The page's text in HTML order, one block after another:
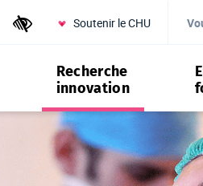
Outils d'accessibilité
Soutenir le CHU
Recherche
innovation